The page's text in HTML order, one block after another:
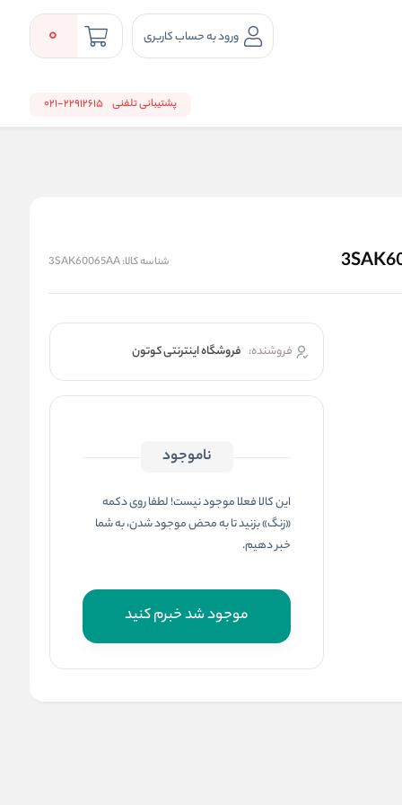
ورود به حساب کاربری 0
پشتیبانی تلفنی 22912615-021
شناسه کالا:3SAK60065AA
فروشنده: فروشگاه اینترنتی کوتون
ناموجود
این کالا فعلا موجود نیست! لطفا روی دکمه
«زنگ» بزنید تا به محض موجود شدن، به شما
خبر دهیم.
موجود شد خبرم کنید